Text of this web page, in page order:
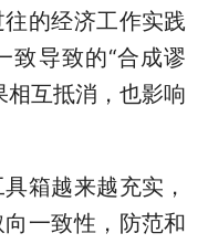
的经济工作实践
致导致的“合成谬
相互抵消，也影响
箱越来越充实，
一致性，防范和